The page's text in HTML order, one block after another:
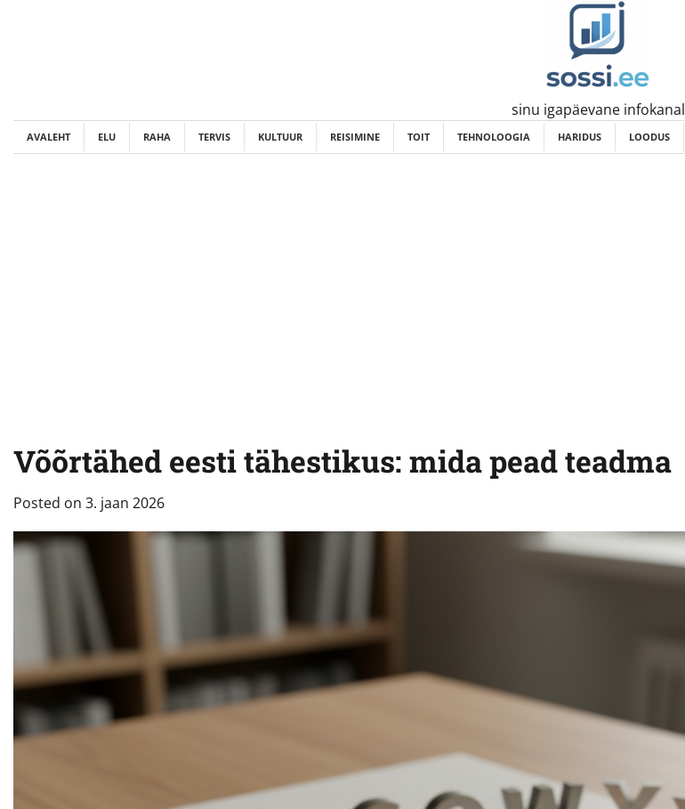
sinu igapäevane infokanal
AVALEHT ELU RAHA TERVIS KULTUUR REISIMINE TOIT TEHNOLOOGIA HARIDUS LOODUS
Võõrtähed eesti tähestikus: mida pead teadma
Posted on 3. jaan 2026